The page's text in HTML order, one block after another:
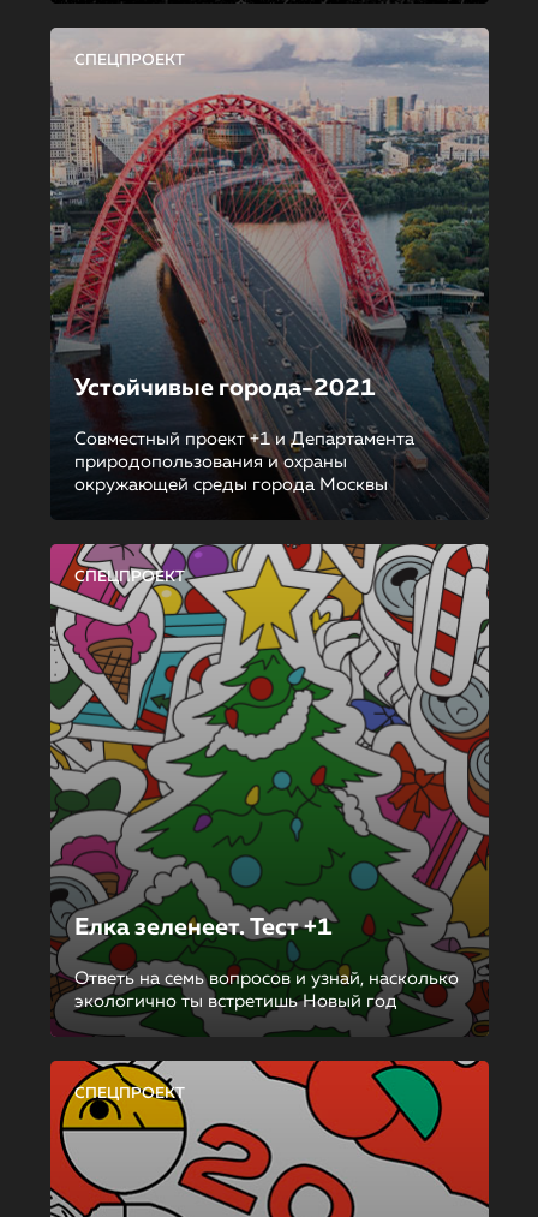
СПЕЦПРОЕКТ
Устойчивые города-2021
Совместный проект +1 и Департамента
природопользования и охраны
окружающей среды города Москвы
СПЕЦПРОЕКТ
Елка зеленеет. Тест +1
Ответь на семь вопросов и узнай, насколько
экологично ты встретишь Новый год
СПЕЦПРОЕКТ